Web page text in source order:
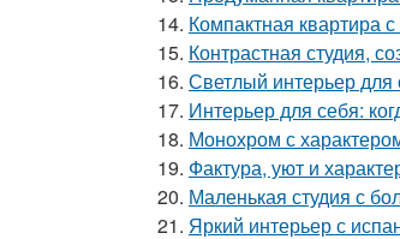
14. Компактная квартира
15. Контрастная студия,
16. Светлый интерьер для
17. Интерьер для себя:
18. Монохром с
19. Фактура, уют и
20. Маленькая студия с
21. Яркий интерьер с